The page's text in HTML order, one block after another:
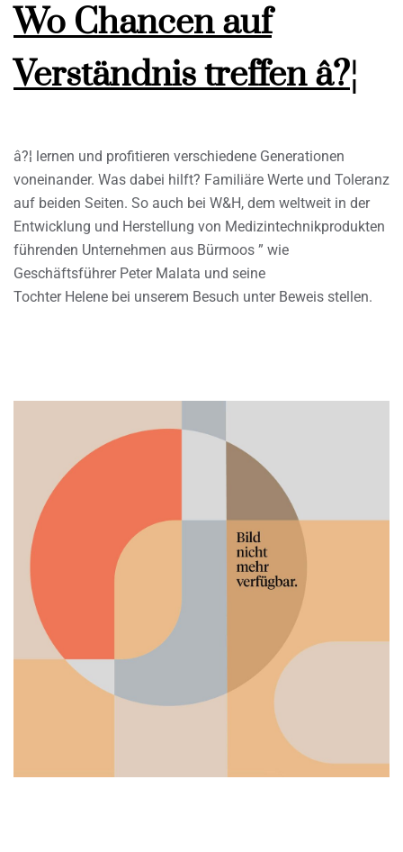
Wo Chancen auf
Verständnis treffen â?¦
â?¦ lernen und profitieren verschiedene Generationen
voneinander. Was dabei hilft? Familiäre Werte und Toleranz
auf beiden Seiten. So auch bei W&H, dem weltweit in der
Entwicklung und Herstellung von Medizintechnikprodukten
führenden Unternehmen aus Bürmoos ” wie
Geschäftsführer Peter Malata und seine
Tochter Helene bei unserem Besuch unter Beweis stellen.